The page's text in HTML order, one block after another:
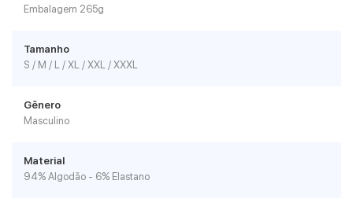
Embalagem 265g
Tamanho
S / M / L / XL / XXL / XXXL
Gênero
Masculino
Material
94% Algodão - 6% Elastano